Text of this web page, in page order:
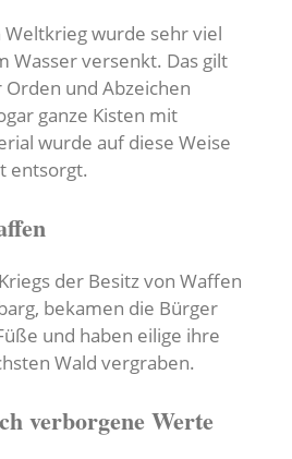
wurde sehr viel
Wasser versenkt. Das gilt
und Abzeichen
ganze Kisten mit
wurde auf diese Weise
entsorgt.
der Besitz von Waffen
bekamen die Bürger
und haben eilige ihre
Wald vergraben.
verborgene Werte